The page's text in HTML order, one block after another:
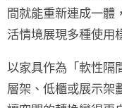
間就能重新連成一體
活情境展現多種使用
以家具作為 「軟性隔
層架、低櫃或展示架